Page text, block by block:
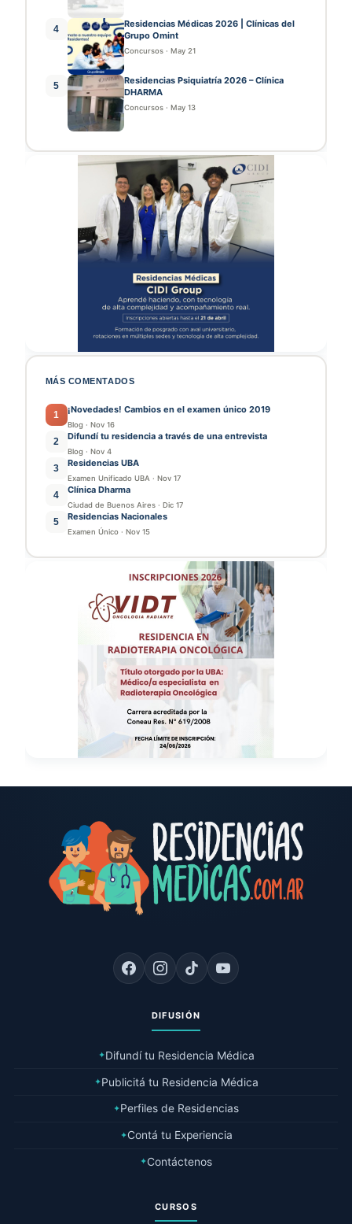
4
Residencias Médicas 2026 | Clínicas del
Grupo Omint
Concursos · May 21
5
Residencias Psiquiatría 2026 – Clínica
DHARMA
Concursos · May 13
MÁS COMENTADOS
1 ¡Novedades! Cambios en el examen único 2019
Blog · Nov 16
2 Difundí tu residencia a través de una entrevista
Blog · Nov 4
3 Residencias UBA
Examen Unificado UBA · Nov 17
4 Clínica Dharma
Ciudad de Buenos Aires · Dic 17
5 Residencias Nacionales
Examen Único · Nov 15
DIFUSIÓN
✦Difundí tu Residencia Médica
✦Publicitá tu Residencia Médica
✦Perfiles de Residencias
✦Contá tu Experiencia
✦Contáctenos
CURSOS